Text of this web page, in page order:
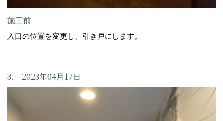
施工前
入口の位置を変更し、引き戸にします。
3. 2023年04月17日